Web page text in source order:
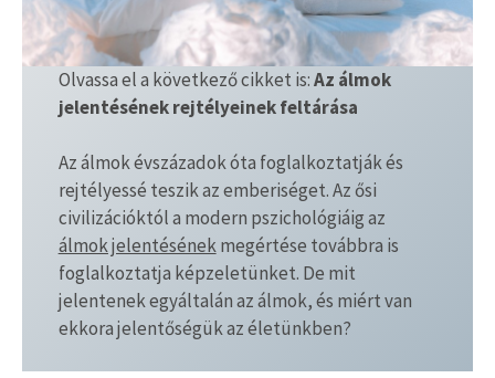
Olvassa el a következő cikket is:Az álmok
jelentésének rejtélyeinek feltárása
Az álmok évszázadok óta foglalkoztatják és
rejtélyessé teszik az emberiséget. Az ősi
civilizációktól a modern pszichológiáig az
álmok jelentésénekmegértése továbbra is
foglalkoztatja képzeletünket. De mit
jelentenek egyáltalán az álmok, és miért van
ekkora jelentőségük az életünkben?